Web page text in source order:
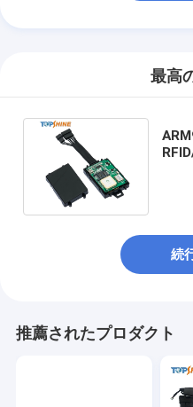
最高
続
推薦されたプロダクト